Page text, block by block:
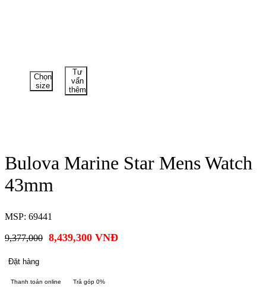
Chọn
size
Tư
vấn
thêm
Bulova Marine Star Mens Watch
43mm
MSP: 69441
9,377,000 8,439,300 VNĐ
Đặt hàng
Thanh toán online Trả góp 0%